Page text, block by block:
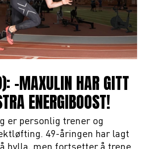
-MAXULIN HAR GITT
ENERGIBOOST!
er personlig trener og
49-åringen har lagt
hylla, men fortsetter å trene